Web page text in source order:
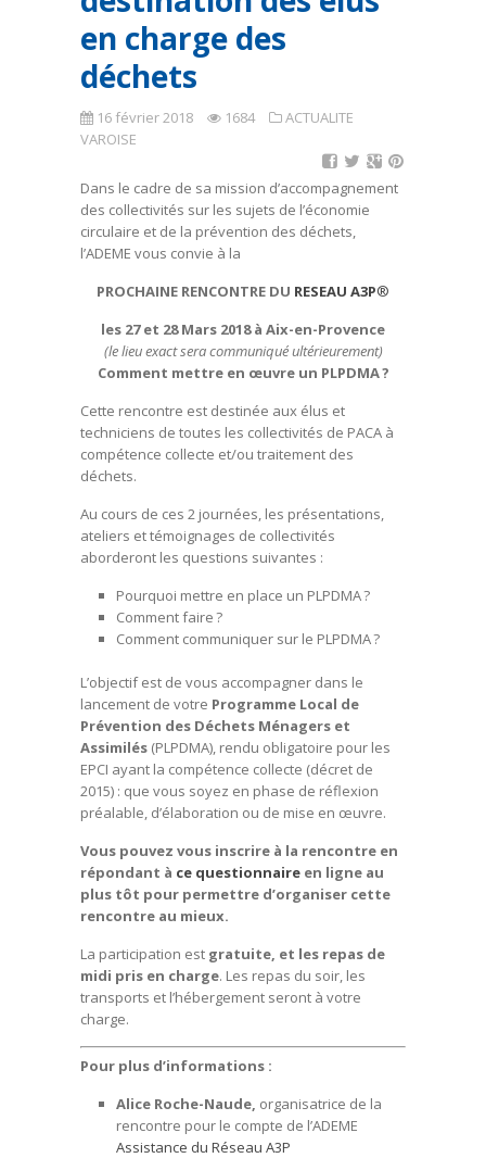
en charge des
déchets
16 février 2018 1684
ACTUALITE
VAROISE
Dans le cadre de sa mission d’accompagnement
des collectivités sur les sujets de l’économie
circulaire et de la prévention des déchets,
l’ADEME vous convie à la
PROCHAINE RENCONTRE DU RESEAU A3P®
les 27 et 28 Mars 2018 à Aix-en-Provence
(le lieu exact sera communiqué ultérieurement)
Comment mettre en œuvre un PLPDMA?
Cette rencontre est destinée aux élus et
techniciens de toutes les collectivités de PACA à
compétence collecte et/ou traitement des
déchets.
Au cours de ces 2 journées, les présentations,
ateliers et témoignages de collectivités
aborderont les questions suivantes :
Pourquoi mettre en place un PLPDMA ?
Comment faire ?
Comment communiquer sur le PLPDMA ?
L’objectif est de vous accompagner dans le
lancement de votre Programme Local de
Prévention des Déchets Ménagers et
Assimilés (PLPDMA), rendu obligatoire pour les
EPCI ayant la compétence collecte (décret de
2015) : que vous soyez en phase de réflexion
préalable, d’élaboration ou de mise en œuvre.
Vous pouvez vous inscrire à la rencontre en
répondant à ce questionnaire en ligne au
plus tôt pour permettre d’organiser cette
rencontre au mieux.
La participation est gratuite , et les repas de
midi pris en charge. Les repas du soir, les
transports et l’hébergement seront à votre
charge.
Pour plus d’informations :
Alice Roche-Naude, organisatrice de la
rencontre pour le compte de l’ADEME
Assistance du Réseau A3P